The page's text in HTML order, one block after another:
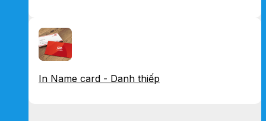
In Name card - Danh thiếp